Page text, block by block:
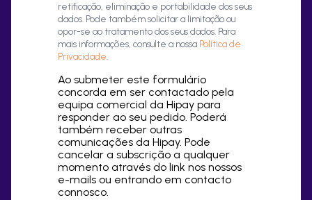
retificação, eliminação e portabilidade dos seus
dados. Pode também solicitar a limitação ou
opor-se ao tratamento dos seus dados. Para
mais informações, consulte a nossa Política de
Privacidade
Ao submeter este formulário
concorda em ser contactado pela
equipa comercial da Hipay para
responder ao seu pedido. Poderá
também receber outras
comunicações da Hipay. Pode
cancelar a subscrição a qualquer
momento através do link nos nossos
e-mails ou entrando em contacto
connosco.